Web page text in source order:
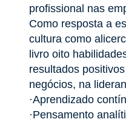
profissional nas
Como resposta a
cultura como
livro oito
resultados
negócios, na
·Aprendizado
·Pensamento